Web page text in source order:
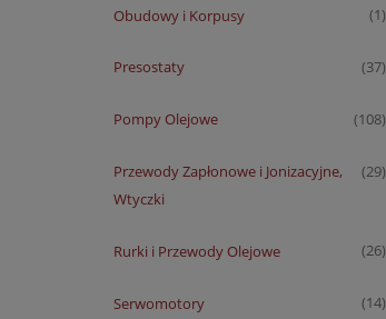
Obudowy i Korpusy (1)
Presostaty (37)
Pompy Olejowe (108)
Przewody Zapłonowe i Jonizacyjne,
Wtyczki
(29)
Rurki i Przewody Olejowe (26)
Serwomotory (14)